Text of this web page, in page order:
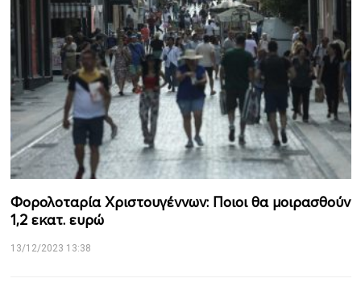
Φορολοταρία Χριστουγέννων: Ποιοι θα μοιρασθούν
1,2 εκατ. ευρώ
13/12/2023 13:38